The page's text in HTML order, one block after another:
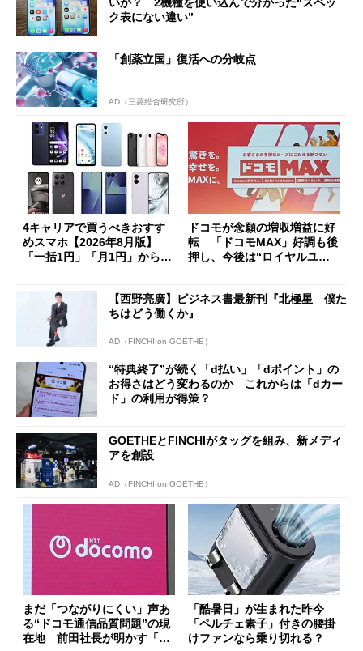
ク表にない違い”
「創薬立国」復活への分岐点
AD（三菱総合研究所）
4キャリアで買うべきおすす
めスマホ【2026年8月版】
「一括1円」「月1円」からお
ドコモが念願の増収増益に好
転 「ドコモMAX」好調も後
押し、今後は“ロイヤルユー
【西野亮廣】ビジネス書最新刊『北極星 僕た
ちはどう働くか』
AD（FINCHI on GOETHE）
“特典終了”が続く「d払い」「dポイント」の
お得さはどう変わるのか これからは「dカー
ド」の利用が得策？
GOETHEとFINCHIがタッグを組み、新メディ
アを創設
AD（FINCHI on GOETHE）
まだ「つながりにくい」声あ
る“ドコモ通信品質問題”の現
在地 前田社長が明かす「道
「酷暑日」が生まれた昨今
「ペルチェ素子」付きの腰掛
けファンなら乗り切れる？